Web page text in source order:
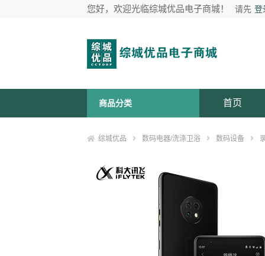
您好，欢迎光临综城优品电子商城！ 请先 登
商品分类 首页
综城优品 数码电器/洗涤卫浴 数码设备